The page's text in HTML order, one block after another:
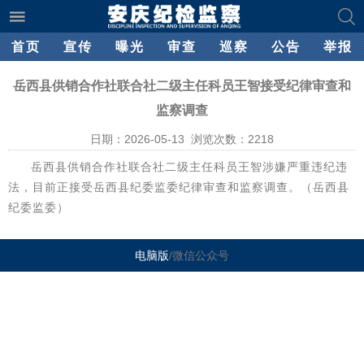
首页 宣传 曝光 审查 巡察 公告 举报
岳西县供销合作社联合社二级主任科员王智接受纪律审查和
监察调查
日期：2026-05-13 浏览次数： 2218
岳西县供销合作社联合社二级主任科员王智涉嫌严重违纪违
法，目前正接受岳西县纪委监委纪律审查和监察调查。（岳西县
纪委监委）
电脑版/微信公众号